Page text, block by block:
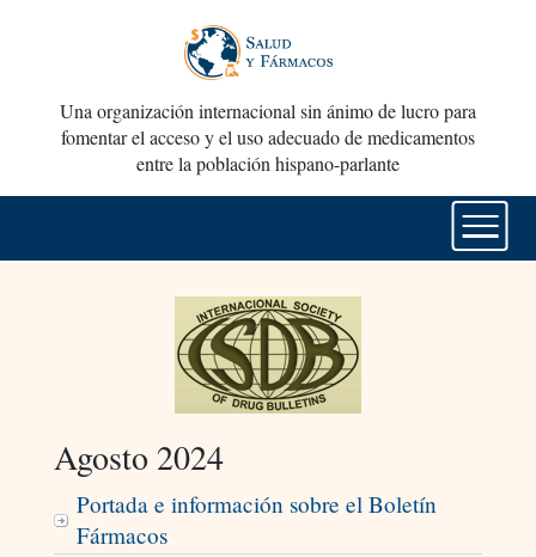
Una organización internacional sin ánimo de lucro para
fomentar el acceso y el uso adecuado de medicamentos
entre la población hispano-parlante
Agosto 2024
Portada e información sobre el Boletín
Fármacos